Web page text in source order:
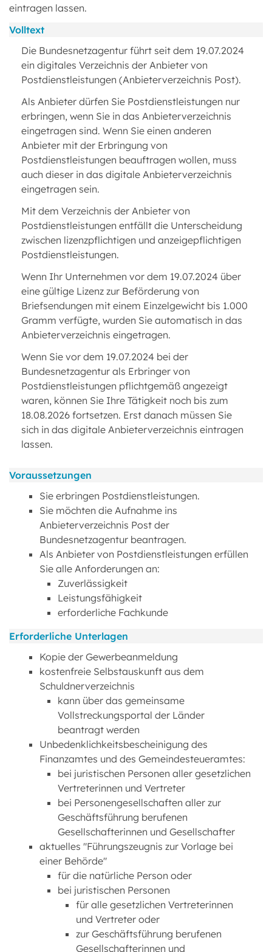
eintragen lassen.
Volltext
Die Bundesnetzagentur führt seit dem 19.07.2024
ein digitales Verzeichnis der Anbieter von
Postdienstleistungen (Anbieterverzeichnis Post).
Als Anbieter dürfen Sie Postdienstleistungen nur
erbringen, wenn Sie in das Anbieterverzeichnis
eingetragen sind. Wenn Sie einen anderen
Anbieter mit der Erbringung von
Postdienstleistungen beauftragen wollen, muss
auch dieser in das digitale Anbieterverzeichnis
eingetragen sein.
Mit dem Verzeichnis der Anbieter von
Postdienstleistungen entfällt die Unterscheidung
zwischen lizenzpflichtigen und anzeigepflichtigen
Postdienstleistungen.
Wenn Ihr Unternehmen vor dem 19.07.2024 über
eine gültige Lizenz zur Beförderung von
Briefsendungen mit einem Einzelgewicht bis 1.000
Gramm verfügte, wurden Sie automatisch in das
Anbieterverzeichnis eingetragen.
Wenn Sie vor dem 19.07.2024 bei der
Bundesnetzagentur als Erbringer von
Postdienstleistungen pflichtgemäß angezeigt
waren, können Sie Ihre Tätigkeit noch bis zum
18.08.2026 fortsetzen. Erst danach müssen Sie
sich in das digitale Anbieterverzeichnis eintragen
lassen.
Voraussetzungen
Sie erbringen Postdienstleistungen.
Sie möchten die Aufnahme ins
Anbieterverzeichnis Post der
Bundesnetzagentur beantragen.
Als Anbieter von Postdienstleistungen erfüllen
Sie alle Anforderungen an:
Zuverlässigkeit
Leistungsfähigkeit
erforderliche Fachkunde
Erforderliche Unterlagen
Kopie der Gewerbeanmeldung
kostenfreie Selbstauskunft aus dem
Schuldnerverzeichnis
kann über das gemeinsame
Vollstreckungsportal der Länder
beantragt werden
Unbedenklichkeitsbescheinigung des
Finanzamtes und des Gemeindesteueramtes:
bei juristischen Personen aller gesetzlichen
Vertreterinnen und Vertreter
bei Personengesellschaften aller zur
Geschäftsführung berufenen
Gesellschafterinnen und Gesellschafter
aktuelles "Führungszeugnis zur Vorlage bei
einer Behörde"
für die natürliche Person oder
bei juristischen Personen
für alle gesetzlichen Vertreterinnen
und Vertreter oder
zur Geschäftsführung berufenen
Gesellschafterinnen und